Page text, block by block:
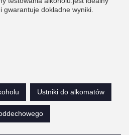
dokładne wyniki.
Ustniki do alkomatów